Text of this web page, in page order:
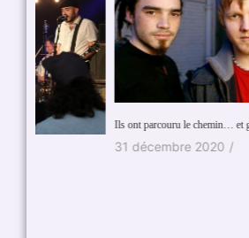
Ils ont parcouru le chemin… et gardent le contact
31 décembre 2020 /